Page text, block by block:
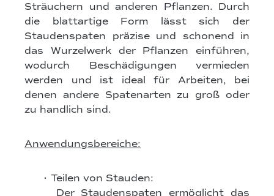
Sträuchern und anderen Pflanzen. Durch
die blattartige Form lässt sich der
Staudenspaten präzise und schonend in
das Wurzelwerk der Pflanzen einführen,
wodurch Beschädigungen vermieden
werden und ist ideal für Arbeiten, bei
denen andere Spatenarten zu groß oder
zu handlich sind.
Anwendungsbereiche:
• Teilen von Stauden:
Der Staudenspaten ermöglicht das